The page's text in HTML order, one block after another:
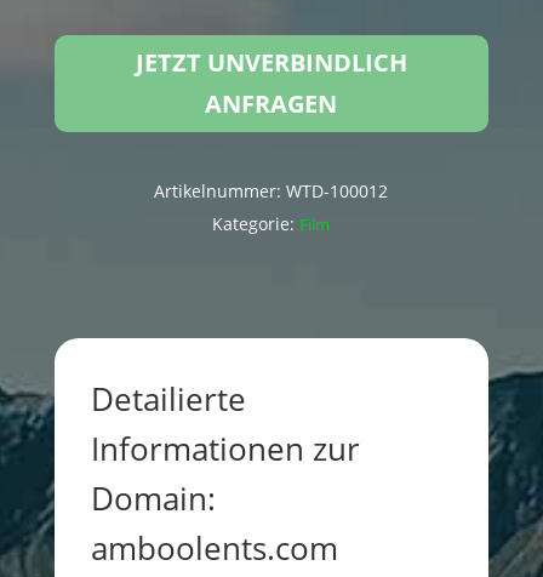
JETZT UNVERBINDLICH
ANFRAGEN
Artikelnummer:WTD-100012
Kategorie: Film
Detailierte
Informationen zur
Domain:
amboolents.com